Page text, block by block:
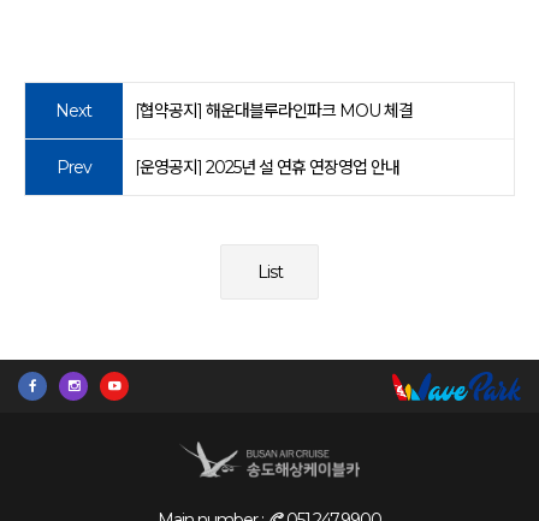
Next [협약공지] 해운대블루라인파크 MOU 체결
Prev [운영공지] 2025년 설 연휴 연장영업 안내
List